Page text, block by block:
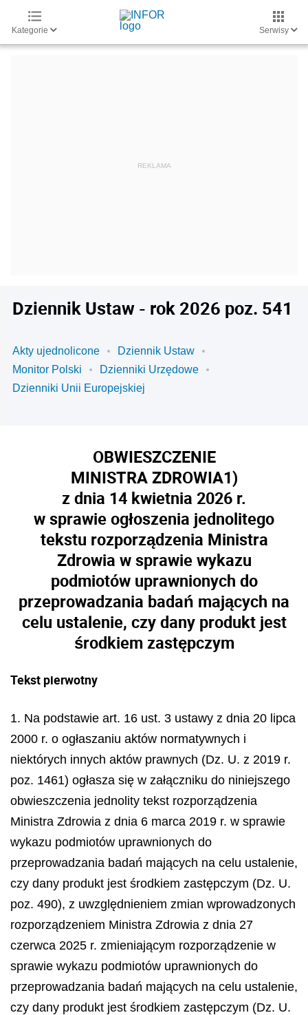
Kategorie Serwisy
Dziennik Ustaw - rok 2026 poz. 541
Akty ujednolicone
Dziennik Ustaw
Monitor Polski
Dzienniki Urzędowe
Dzienniki Unii Europejskiej
OBWIESZCZENIE
MINISTRA ZDROWIA1)
z dnia 14 kwietnia 2026 r.
w sprawie ogłoszenia jednolitego
tekstu rozporządzenia Ministra
Zdrowia w sprawie wykazu
podmiotów uprawnionych do
przeprowadzania badań mających na
celu ustalenie, czy dany produkt jest
środkiem zastępczym
Tekst pierwotny
1. Na podstawie art. 16 ust. 3 ustawy z dnia 20 lipca
2000 r. o ogłaszaniu aktów normatywnych i
niektórych innych aktów prawnych (Dz. U. z 2019 r.
poz. 1461) ogłasza się w załączniku do niniejszego
obwieszczenia jednolity tekst rozporządzenia
Ministra Zdrowia z dnia 6 marca 2019 r. w sprawie
wykazu podmiotów uprawnionych do
przeprowadzania badań mających na celu ustalenie,
czy dany produkt jest środkiem zastępczym (Dz. U.
poz. 490), z uwzględnieniem zmian wprowadzonych
rozporządzeniem Ministra Zdrowia z dnia 27
czerwca 2025 r. zmieniającym rozporządzenie w
sprawie wykazu podmiotów uprawnionych do
przeprowadzania badań mających na celu ustalenie,
czy dany produkt jest środkiem zastępczym (Dz. U.